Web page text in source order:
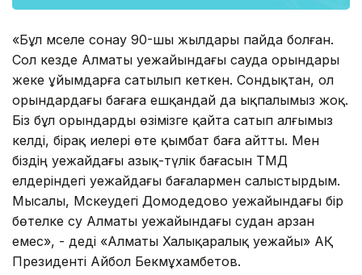
«Бұл мәселе сонау 90-шы жылдары пайда болған.
Сол кезде Алматы әуежайындағы сауда орындары
жеке ұйымдарға сатылып кеткен. Сондықтан, ол
орындардағы бағаға ешқандай да ықпалымыз жоқ.
Біз бұл орындарды өзімізге қайта сатып алғымыз
келді, бірақ иелері өте қымбат баға айтты. Мен
біздің әуежайдағы азық-түлік бағасын ТМД
елдеріндегі әуежайдағы бағалармен салыстырдым.
Мысалы, Мәскеудегі Домодедово әуежайындағы бір
бөтелке су Алматы әуежайындағы судан арзан
емес», - деді «Алматы Халықаралық әуежайы» АҚ
Президенті Айбол Бекмұхамбетов.